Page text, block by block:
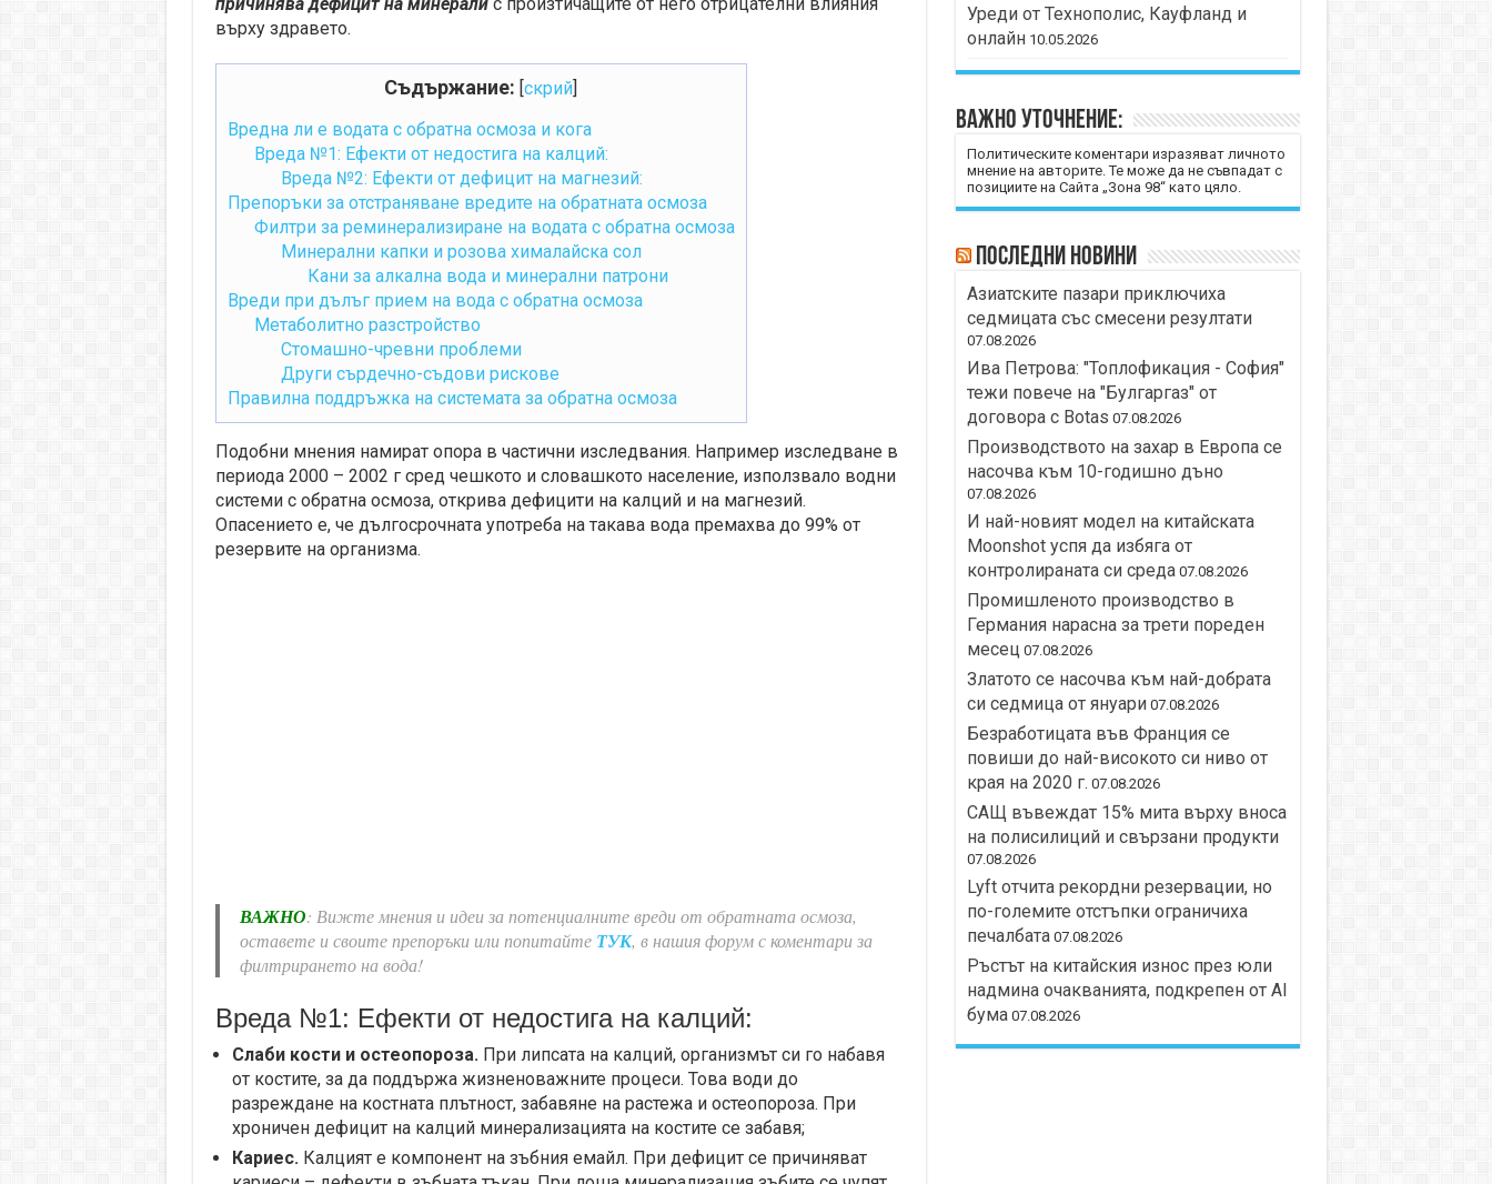
върху здравето.
Съдържание: [скрий]
Вредна ли е водата с обратна осмоза и кога
Вреда №1: Ефекти от недостига на калций:
Вреда №2: Ефекти от дефицит на магнезий:
Препоръки за отстраняване вредите на обратната осмоза
Филтри за реминерализиране на водата с обратна осмоза
Минерални капки и розова хималайска сол
Кани за алкална вода и минерални патрони
Вреди при дълъг прием на вода с обратна осмоза
Метаболитно разстройство
Стомашно-чревни проблеми
Други сърдечно-съдови рискове
Правилна поддръжка на системата за обратна осмоза
Подобни мнения намират опора в частични изследвания. Например изследване в
периода 2000 – 2002 г сред чешкото и словашкото население, използвало водни
системи с обратна осмоза, открива дефицити на калций и на магнезий.
Опасението е, че дългосрочната употреба на такава вода премахва до 99% от
резервите на организма.
ВАЖНО: Вижте мнения и идеи за потенциалните вреди от обратната осмоза,
оставете и своите препоръки или попитайте ТУК, в нашия форум с коментари за
филтрирането на вода!
Вреда №1: Ефекти от недостига на калций:
Слаби кости и остеопороза.При липсата на калций, организмът си го набавя
от костите, за да поддържа жизненоважните процеси. Това води до
разреждане на костната плътност, забавяне на растежа и остеопороза. При
хроничен дефицит на калций минерализацията на костите се забавя;
Кариес.Калцият е компонент на зъбния емайл. При дефицит се причиняват
Уреди от Технополис, Кауфланд и
онлайн 10.05.2026
Важно уточнение:
Политическите коментари изразяват личното
мнение на авторите. Те може да не съвпадат с
позициите на Сайта „Зона 98“ като цяло.
Последни новини
Азиатските пазари приключиха
седмицата със смесени резултати
07.08.2026
Ива Петрова: "Топлофикация - София"
тежи повече на "Булгаргаз" от
договора с Botas 07.08.2026
Производството на захар в Европа се
насочва към 10-годишно дъно
07.08.2026
И най-новият модел на китайската
Moonshot успя да избяга от
контролираната си среда 07.08.2026
Промишленото производство в
Германия нарасна за трети пореден
месец 07.08.2026
Златото се насочва към най-добрата
си седмица от януари 07.08.2026
Безработицата във Франция се
повиши до най-високото си ниво от
края на 2020 г. 07.08.2026
САЩ въвеждат 15% мита върху вноса
на полисилиций и свързани продукти
07.08.2026
Lyft отчита рекордни резервации, но
по-големите отстъпки ограничиха
печалбата 07.08.2026
Ръстът на китайския износ през юли
надмина очакванията, подкрепен от AI
бума 07.08.2026